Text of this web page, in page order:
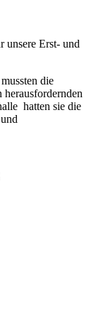
unsere Erst- und
die
hatten sie die